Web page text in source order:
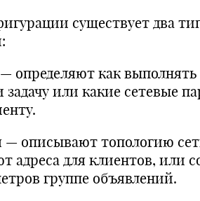
существует два
определяют как выполнять
или какие сетевые
— описывают топологию
адреса для клиентов, или
группе объявлений.